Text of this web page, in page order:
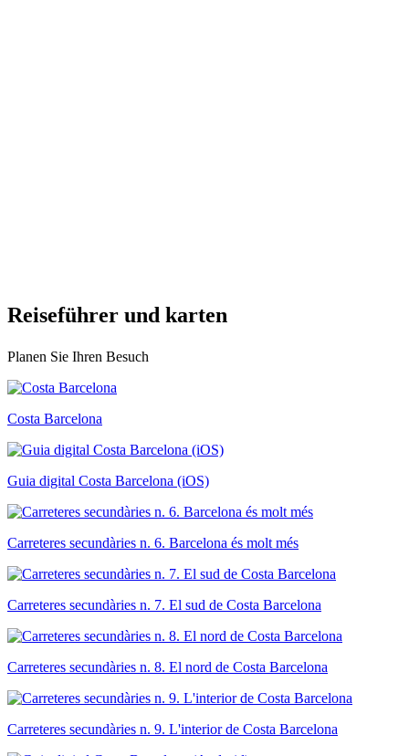
Reiseführer und karten
Planen Sie Ihren Besuch
Costa Barcelona
Guia digital Costa Barcelona (iOS)
Carreteres secundàries n. 6. Barcelona és molt més
Carreteres secundàries n. 7. El sud de Costa Barcelona
Carreteres secundàries n. 8. El nord de Costa Barcelona
Carreteres secundàries n. 9. L'interior de Costa Barcelona